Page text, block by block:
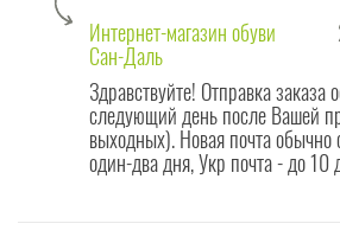
Интернет-магазин обуви
Сан-Даль
Здравствуйте! Отправка заказа
следующий день после Вашей
выходных). Новая почта обычно
один-два дня, Укр почта - до 10